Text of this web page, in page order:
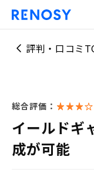
評判・口コミ
総合評価：
イールドギ
成が可能